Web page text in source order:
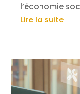
l’économie
Lire la suite